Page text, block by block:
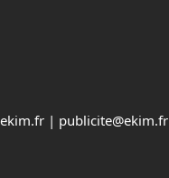
| publicite@ekim.fr